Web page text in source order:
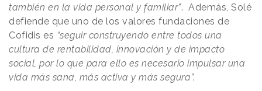
también en la vida personal y familiar”. Además, Solé
defiende que uno de los valores fundaciones de
Cofidis es “seguir construyendo entre todos una
cultura de rentabilidad, innovación y de impacto
social, por lo que para ello es necesario impulsar una
vida más sana, más activa y más segura”.